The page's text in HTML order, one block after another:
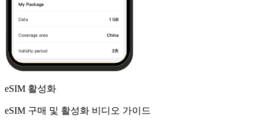
eSIM 활성화
eSIM 구매 및 활성화 비디오 가이드